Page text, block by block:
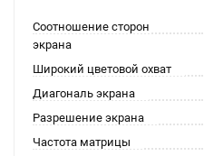
Соотношение сторон
экрана
Широкий цветовой охват
Диагональ экрана
Разрешение экрана
Частота матрицы